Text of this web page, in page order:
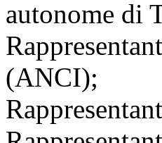
autonome di
(ANCI);